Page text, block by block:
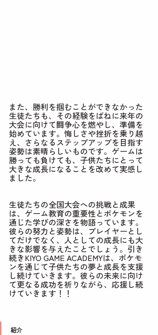
また、勝利を掴むことができなかった
生徒たちも、その経験をばねに来年の
大会に向けて闘争心を燃やし、準備を
始めています。悔しさや挫折を乗り越
え、さらなるステップアップを目指す
姿勢は素晴らしいものです。ゲームは
勝っても負けても、子供たちにとって
大きな成長になることを改めて実感し
ました。
生徒たちの全国大会への挑戦と成果
は、ゲーム教育の重要性とポケモンを
通じた学びの深さを物語っています。
彼らの努力と姿勢は、プレイヤーとし
てだけでなく、人としての成長にも大
きな影響を与えたことでしょう。引き
続きKIYO GAME ACADEMYは、ポケモ
ンを通じて子供たちの夢と成長を支援
し続けていきます。彼らの未来に向け
て更なる成功を祈りながら、応援し続
けていきます！！
紹介